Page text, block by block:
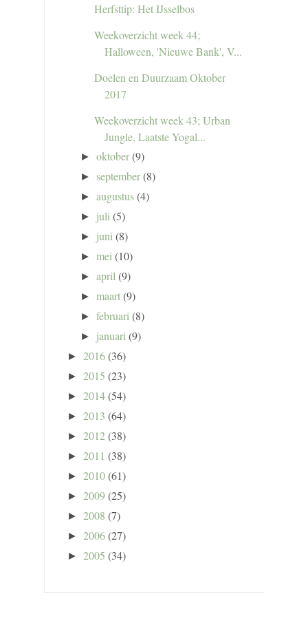
Herfsttip: Het IJsselbos
Weekoverzicht week 44;
Halloween, 'Nieuwe Bank', V...
Doelen en Duurzaam Oktober
2017
Weekoverzicht week 43; Urban
Jungle, Laatste Yogal...
►oktober(9)
► september(8)
►augustus(4)
► juli (5)
► juni (8)
►mei (10)
►april (9)
►maart(9)
►februari (8)
► januari (9)
► 2016(36)
► 2015 (23)
► 2014(54)
► 2013 (64)
► 2012(38)
► 2011 (38)
► 2010(61)
► 2009(25)
► 2008 (7)
► 2006(27)
► 2005 (34)